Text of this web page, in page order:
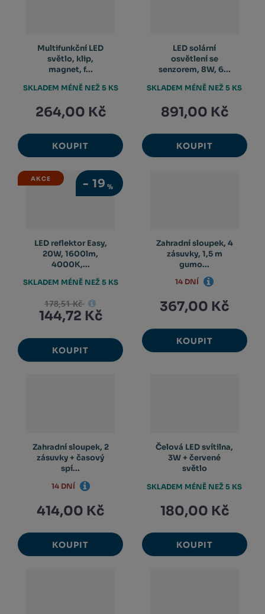
Multifunkční LED
světlo, klip,
magnet, f...
264,00 Kč
KOUPIT
SKLADEM MÉNĚ NEŽ 5 KS
LED solární
osvětlení se
senzorem, 8W, 6...
891,00 Kč
KOUPIT
SKLADEM MÉNĚ NEŽ 5 KS
- 19%
AKCE
LED reflektor Easy,
20W, 1600lm,
4000K,...
178,51 Kč
144,72 Kč
KOUPIT
SKLADEM MÉNĚ NEŽ 5 KS
Zahradní sloupek, 4
zásuvky, 1,5 m
gumo...
367,00 Kč
KOUPIT
14 DNÍ
Zahradní sloupek, 2
zásuvky + časový
spí...
414,00 Kč
KOUPIT
14 DNÍ
Čelová LED svítilna,
3W + červené
světlo
180,00 Kč
KOUPIT
SKLADEM MÉNĚ NEŽ 5 KS